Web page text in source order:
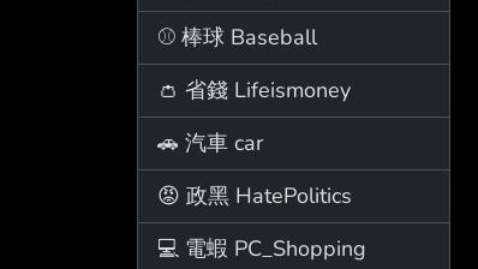
⚾ 棒球 Baseball
👛 省錢 Lifeismoney
🚗 汽車 car
😡 政黑 HatePolitics
💻 電蝦 PC_Shopping